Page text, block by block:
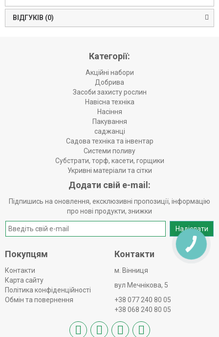
ВІДГУКІВ (0)
Категорії:
Акційні набори
Добрива
Засоби захисту рослин
Навісна техніка
Насіння
Пакування
саджанці
Садова техніка та інвентар
Системи поливу
Субстрати, торф, касети, горщики
Укривні матеріали та сітки
Додати свій e-mail:
Підпишись на оновлення, ексклюзивні пропозиції, інформацію
про нові продукти, знижки
Надіслати
Покупцям
Контакти
Карта сайту
Політика конфіденційності
Обмін та повернення
Контакти
м. Вінниця
вул Мечнікова, 5
+38 077 240 80 05
+38 068 240 80 05
КНОПКА
ЗВ'ЯЗКУ